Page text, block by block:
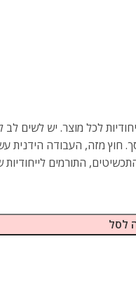
לכל מוצר. יש לשים לב
חוץ מזה, העבודה הידנית
התורמים לייחודיות
לסל